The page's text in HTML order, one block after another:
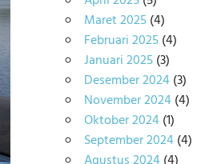
Maret 2025(4)
Februari 2025(4)
Januari 2025(3)
Desember 2024(3)
November 2024(4)
Oktober 2024(1)
September 2024(4)